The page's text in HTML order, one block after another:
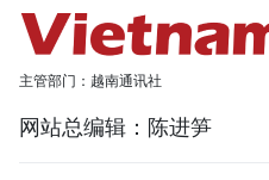
主管部门：越南通讯社
网站总编辑：陈进笋